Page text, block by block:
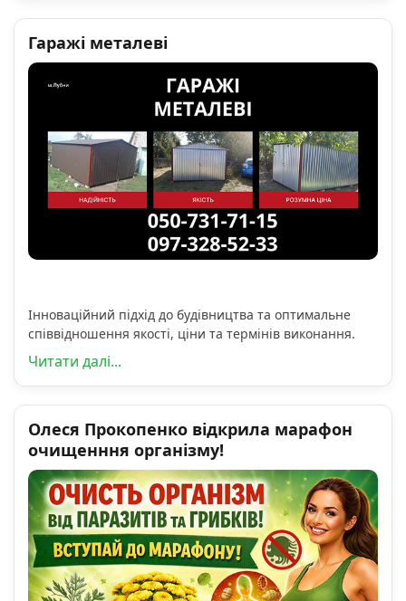
Гаражі металеві
Інноваційний підхід до будівництва та оптимальне
співвідношення якості, ціни та термінів виконання.
Читати далі...
Олеся Прокопенко відкрила марафон
очищенння організму!